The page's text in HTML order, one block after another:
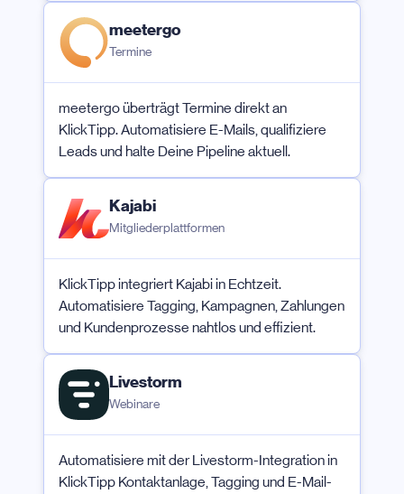
meetergo
Termine
meetergo überträgt Termine direkt an
KlickTipp. Automatisiere E-Mails, qualifiziere
Leads und halte Deine Pipeline aktuell.
Kajabi
Mitgliederplattformen
KlickTipp integriert Kajabi in Echtzeit.
Automatisiere Tagging, Kampagnen, Zahlungen
und Kundenprozesse nahtlos und effizient.
Livestorm
Webinare
Automatisiere mit der Livestorm-Integration in
KlickTipp Kontaktanlage, Tagging und E-Mail-